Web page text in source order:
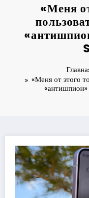
«Меня
«Меня от этого